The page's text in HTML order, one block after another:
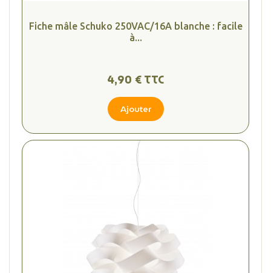
Fiche mâle Schuko 250VAC/16A blanche : facile
à...
4,90 € TTC
Ajouter